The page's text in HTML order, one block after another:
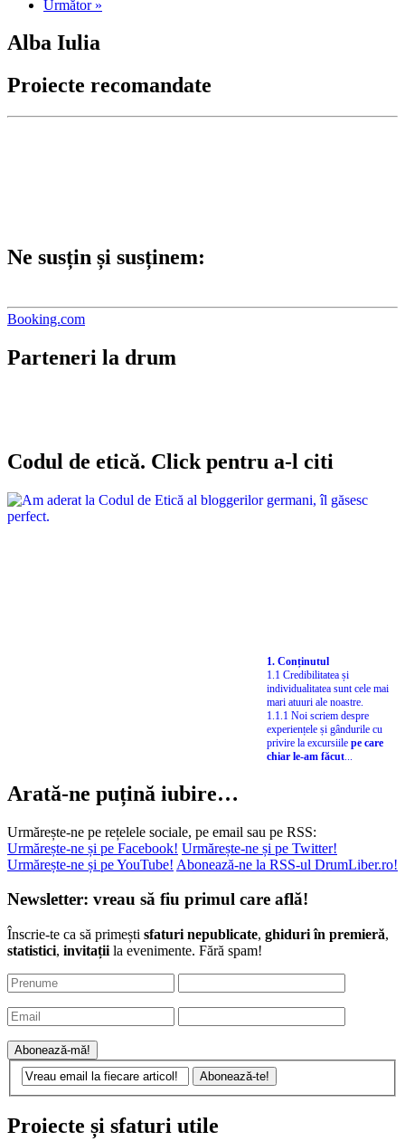
Următor »
Alba Iulia
Proiecte recomandate
Ne susțin și susținem:
Booking.com
Parteneri la drum
Codul de etică. Click pentru a-l citi
1. Conținutul
1.1 Credibilitatea și
individualitatea sunt cele mai
mari atuuri ale noastre.
1.1.1 Noi scriem despre
experiențele și gândurile cu
privire la excursiile pe care
chiar le-am făcut...
Arată-ne puțină iubire…
Urmărește-ne pe rețelele sociale, pe email sau pe RSS:
Urmărește-ne și pe Facebook! Urmărește-ne și pe Twitter!
Urmărește-ne și pe YouTube! Abonează-ne la RSS-ul DrumLiber.ro!
Newsletter: vreau să fiu primul care află!
Înscrie-te ca să primești sfaturi nepublicate, ghiduri în premieră,
statistici, invitațiila evenimente. Fără spam!
Proiecte și sfaturi utile